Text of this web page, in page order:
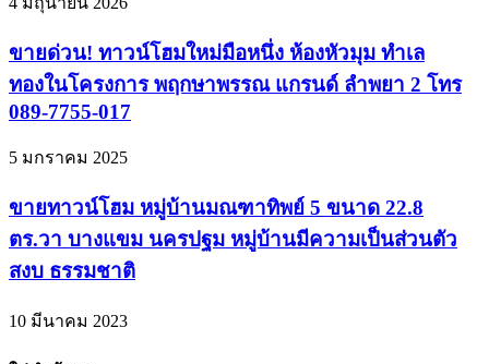
ขายด่วน! ทาวน์โฮมใหม่มือหนึ่ง ห้องหัวมุม ทำเล
ทองในโครงการ พฤกษาพรรณ แกรนด์ ลำพยา 2 โทร
089-7755-017
5 มกราคม 2025
ขายทาวน์โฮม หมู่บ้านมณฑาทิพย์ 5 ขนาด 22.8
ตร.วา บางแขม นครปฐม หมู่บ้านมีความเป็นส่วนตัว
สงบ ธรรมชาติ
10 มีนาคม 2023